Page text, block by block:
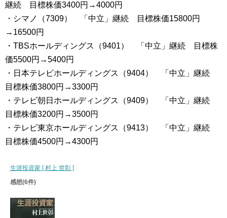
継続 目標株価3400円→4000円
・シマノ（7309） 「中立」継続 目標株価15800円
→16500円
・TBSホールディングス（9401） 「中立」継続 目標株
価5500円→5400円
・日本テレビホールディングス（9404） 「中立」継続
目標株価3800円→3300円
・テレビ朝日ホールディングス（9409） 「中立」継続
目標株価3200円→3500円
・テレビ東京ホールディングス（9413） 「中立」継続
目標株価4500円→4300円
生涯投資家 [ 村上 世彰 ]
感想(6件)